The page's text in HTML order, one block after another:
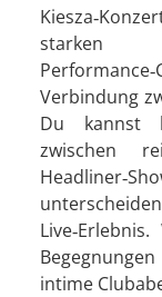
starken
Verbindung
Du kannst
zwischen
intime